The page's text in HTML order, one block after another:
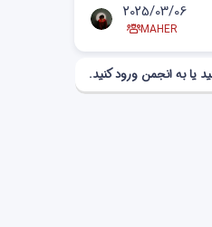
2025/03/06
MAHER
یا به انجمن ورود کنید.